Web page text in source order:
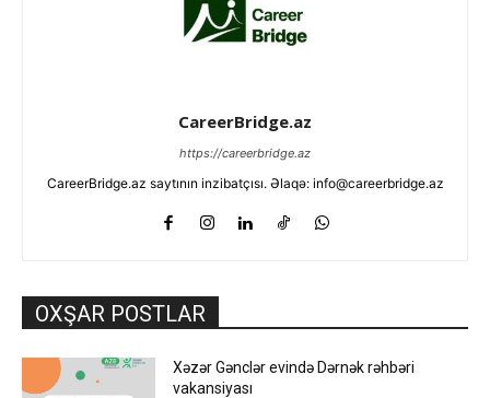
CareerBridge.az
https://careerbridge.az
CareerBridge.az saytının inzibatçısı. Əlaqə: info@careerbridge.az
OXŞAR POSTLAR
Xəzər Gənclər evində Dərnək rəhbəri
vakansiyası